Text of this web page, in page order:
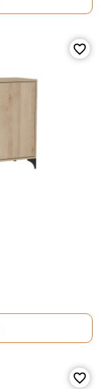
favorite_border
favorite_border